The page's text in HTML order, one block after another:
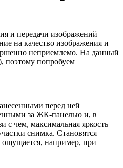
и передачи изображений
на качество изображения и
неприемлемо. На данный
поэтому попробуем
перед ней
за ЖК-панелью и, в
с чем, максимальная яркость
снимка. Становятся
ощущается, например, при